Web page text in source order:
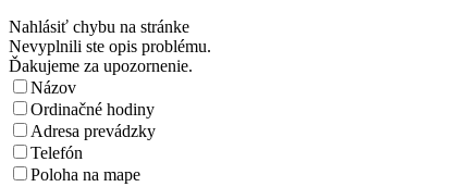
Nahlásiť chybu na stránke
Nevyplnili ste opis problému.
Ďakujeme za upozornenie.
Názov
Ordinačné hodiny
Adresa prevádzky
Telefón
Poloha na mape